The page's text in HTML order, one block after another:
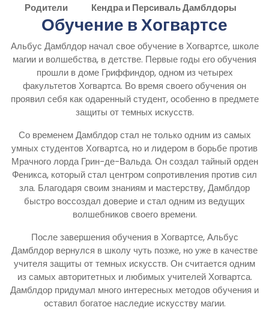
Родители
Кендра и Персиваль Дамблдоры
Обучение в Хогвартсе
Альбус Дамблдор начал свое обучение в Хогвартсе, школе
магии и волшебства, в детстве. Первые годы его обучения
прошли в доме Гриффиндор, одном из четырех
факультетов Хогвартса. Во время своего обучения он
проявил себя как одаренный студент, особенно в предмете
защиты от темных искусств.
Со временем Дамблдор стал не только одним из самых
умных студентов Хогвартса, но и лидером в борьбе против
Мрачного лорда Грин-де-Вальда. Он создал тайный орден
Феникса, который стал центром сопротивления против сил
зла. Благодаря своим знаниям и мастерству, Дамблдор
быстро воссоздал доверие и стал одним из ведущих
волшебников своего времени.
После завершения обучения в Хогвартсе, Альбус
Дамблдор вернулся в школу чуть позже, но уже в качестве
учителя защиты от темных искусств. Он считается одним
из самых авторитетных и любимых учителей Хогвартса.
Дамблдор придумал много интересных методов обучения и
оставил богатое наследие искусству магии.